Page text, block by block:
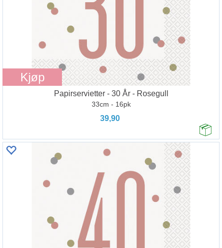
Kjøp
Papirservietter - 30 År - Rosegull
33cm - 16pk
39,90